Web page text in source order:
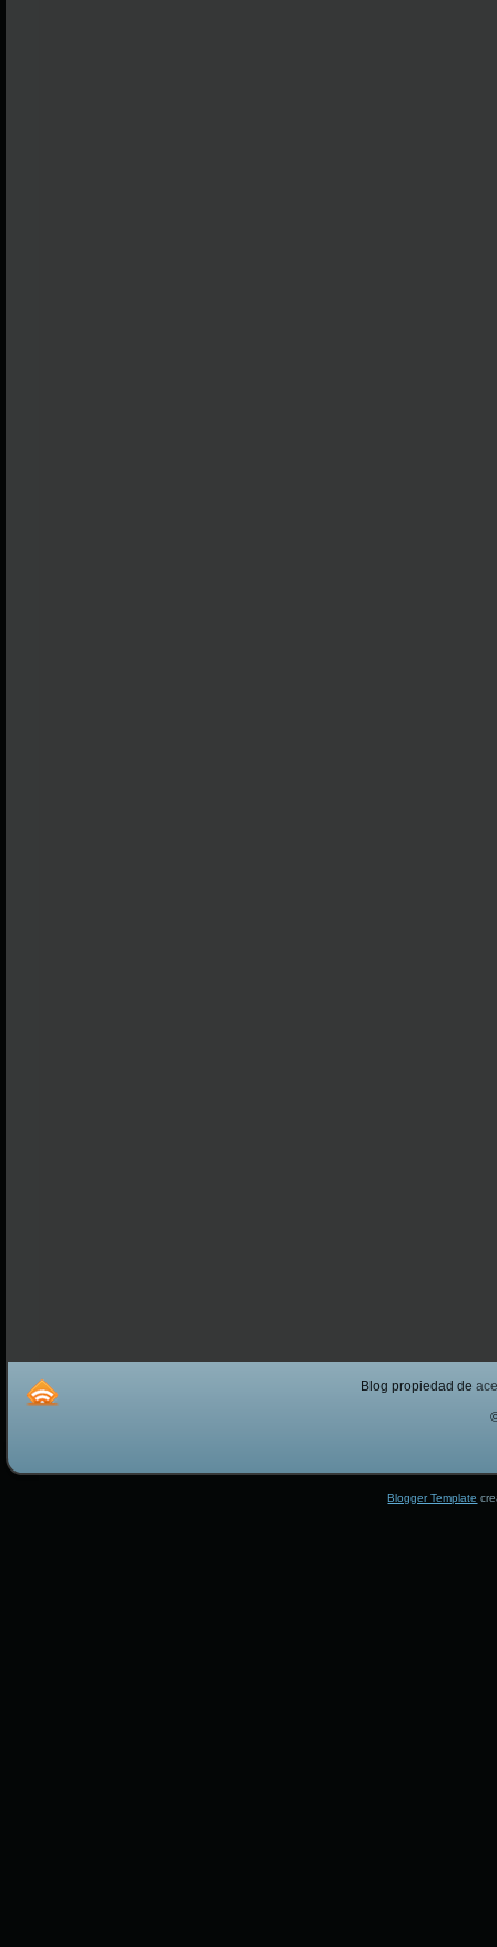
Blog propiedad de
Blogger Template